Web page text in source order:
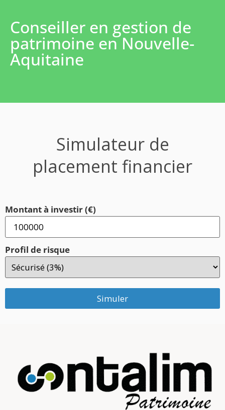
Conseiller en gestion de
patrimoine en Nouvelle-
Aquitaine
Simulateur de
placement financier
Montant à investir (€)
Profil de risque
Simuler